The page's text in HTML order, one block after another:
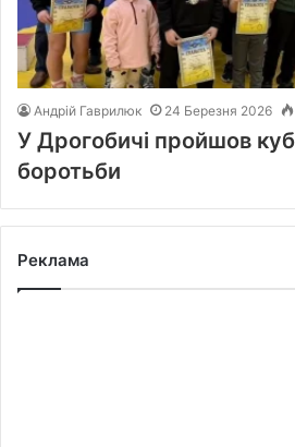
Андрій Гаврилюк 24 Березня 2026
У Дрогобичі пройшов
боротьби
Реклама